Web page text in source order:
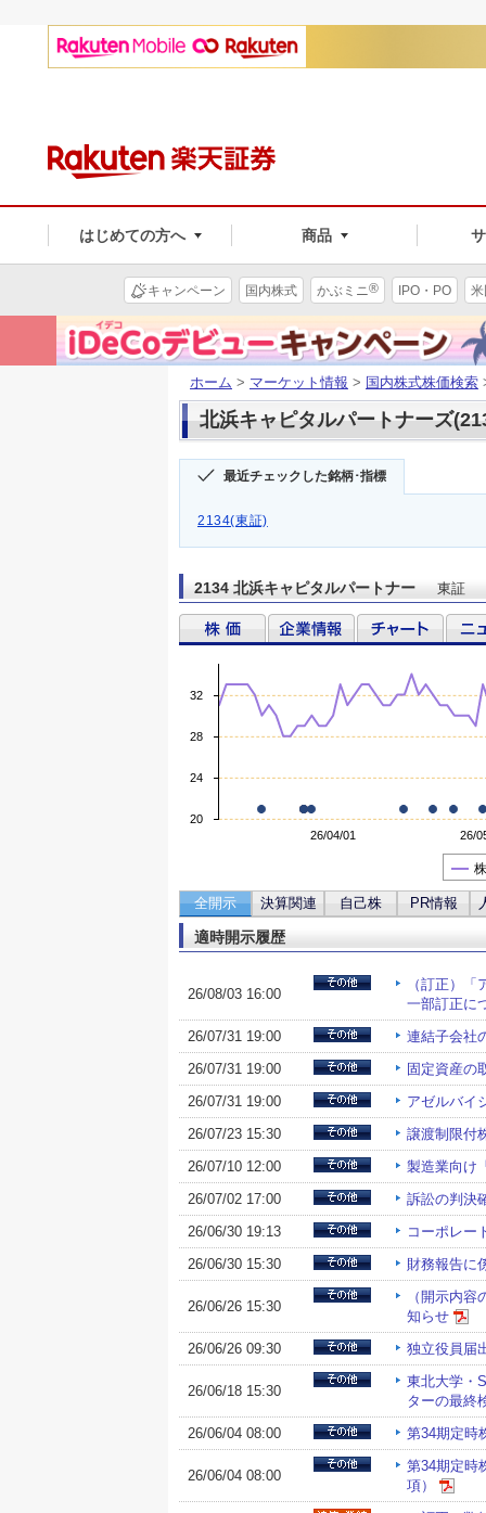
はじめての方へ 商品
キャンペーン 国内株式 かぶミニ® IPO・PO
ホーム > マーケット情報 > 国内株式株価検索
北浜キャピタルパートナーズ
最近チェックした銘柄･指標
2134(東証)
2134 北浜キャピタルパートナー 東証